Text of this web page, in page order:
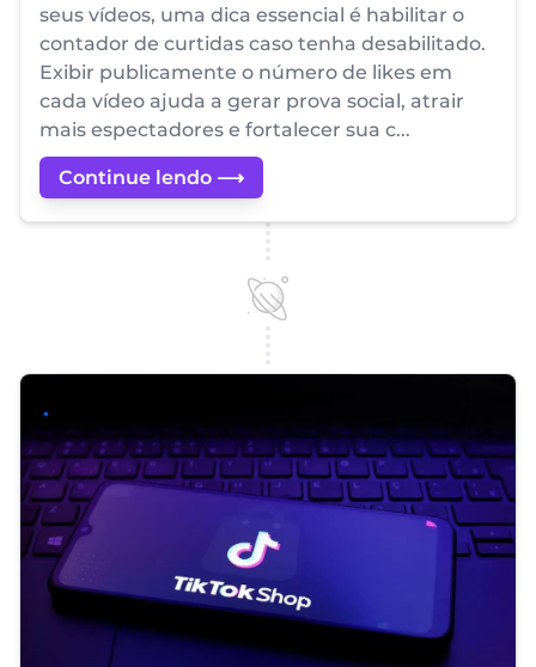
seus vídeos, uma dica essencial é habilitar o
contador de curtidas caso tenha desabilitado.
Exibir publicamente o número de likes em
cada vídeo ajuda a gerar prova social, atrair
mais espectadores e fortalecer sua c...
Continue lendo ⟶